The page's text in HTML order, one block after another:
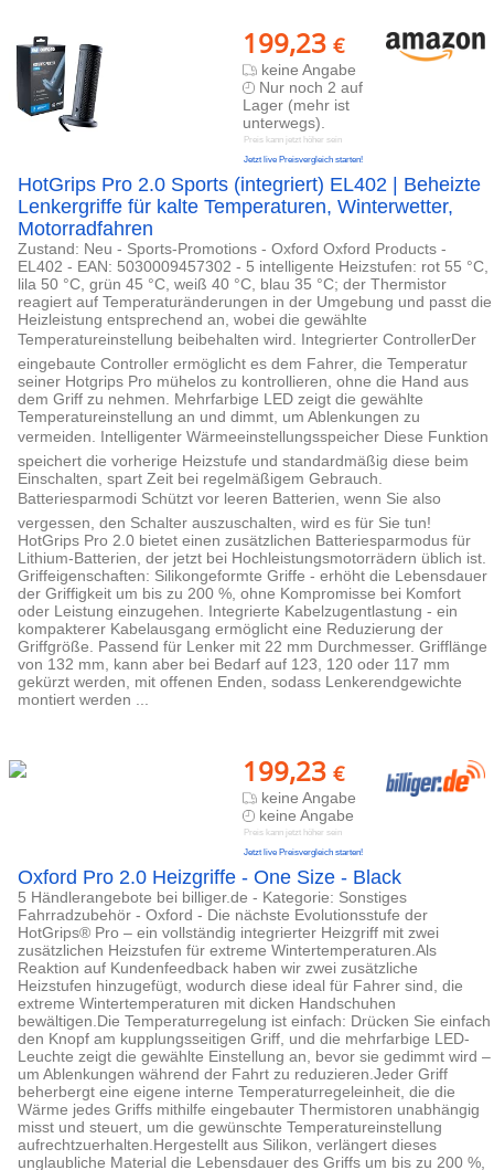
199,23 €
keine Angabe
Nur noch 2 auf
Lager (mehr ist
unterwegs).
Preis kann jetzt höher sein
Jetzt live Preisvergleich starten!
HotGrips Pro 2.0 Sports (integriert) EL402 | Beheizte
Lenkergriffe für kalte Temperaturen, Winterwetter,
Motorradfahren
Zustand: Neu - Sports-Promotions - Oxford Oxford Products -
EL402 - EAN: 5030009457302 - 5 intelligente Heizstufen: rot 55 °C,
lila 50 °C, grün 45 °C, weiß 40 °C, blau 35 °C; der Thermistor
reagiert auf Temperaturänderungen in der Umgebung und passt die
Heizleistung entsprechend an, wobei die gewählte
Temperatureinstellung beibehalten wird. Integrierter ControllerDer
eingebaute Controller ermöglicht es dem Fahrer, die Temperatur
seiner Hotgrips Pro mühelos zu kontrollieren, ohne die Hand aus
dem Griff zu nehmen. Mehrfarbige LED zeigt die gewählte
Temperatureinstellung an und dimmt, um Ablenkungen zu
vermeiden. Intelligenter Wärmeeinstellungsspeicher Diese Funktion
speichert die vorherige Heizstufe und standardmäßig diese beim
Einschalten, spart Zeit bei regelmäßigem Gebrauch.
Batteriesparmodi Schützt vor leeren Batterien, wenn Sie also
vergessen, den Schalter auszuschalten, wird es für Sie tun!
HotGrips Pro 2.0 bietet einen zusätzlichen Batteriesparmodus für
Lithium-Batterien, der jetzt bei Hochleistungsmotorrädern üblich ist.
Griffeigenschaften: Silikongeformte Griffe - erhöht die Lebensdauer
der Griffigkeit um bis zu 200 %, ohne Kompromisse bei Komfort
oder Leistung einzugehen. Integrierte Kabelzugentlastung - ein
kompakterer Kabelausgang ermöglicht eine Reduzierung der
Griffgröße. Passend für Lenker mit 22 mm Durchmesser. Grifflänge
von 132 mm, kann aber bei Bedarf auf 123, 120 oder 117 mm
gekürzt werden, mit offenen Enden, sodass Lenkerendgewichte
montiert werden ...
199,23 €
keine Angabe
keine Angabe
Preis kann jetzt höher sein
Jetzt live Preisvergleich starten!
Oxford Pro 2.0 Heizgriffe - One Size - Black
5 Händlerangebote bei billiger.de - Kategorie: Sonstiges
Fahrradzubehör - Oxford - Die nächste Evolutionsstufe der
HotGrips® Pro – ein vollständig integrierter Heizgriff mit zwei
zusätzlichen Heizstufen für extreme Wintertemperaturen.Als
Reaktion auf Kundenfeedback haben wir zwei zusätzliche
Heizstufen hinzugefügt, wodurch diese ideal für Fahrer sind, die
extreme Wintertemperaturen mit dicken Handschuhen
bewältigen.Die Temperaturregelung ist einfach: Drücken Sie einfach
den Knopf am kupplungsseitigen Griff, und die mehrfarbige LED-
Leuchte zeigt die gewählte Einstellung an, bevor sie gedimmt wird –
um Ablenkungen während der Fahrt zu reduzieren.Jeder Griff
beherbergt eine eigene interne Temperaturregeleinheit, die die
Wärme jedes Griffs mithilfe eingebauter Thermistoren unabhängig
misst und steuert, um die gewünschte Temperatureinstellung
aufrechtzuerhalten.Hergestellt aus Silikon, verlängert dieses
unglaubliche Material die Lebensdauer des Griffs um bis zu 200 %,